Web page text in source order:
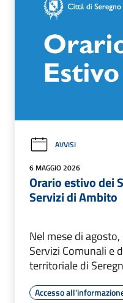
AVVISI
6 MAGGIO 2026
Orario estivo dei
Servizi di Ambito
Nel mese di
Servizi Comunali e
territoriale di
Accesso